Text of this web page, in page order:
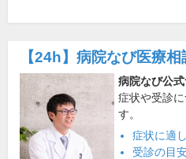
【24h】 病院なび医療相
病院なび公
症状や受診
す。
症状に適
受診の目